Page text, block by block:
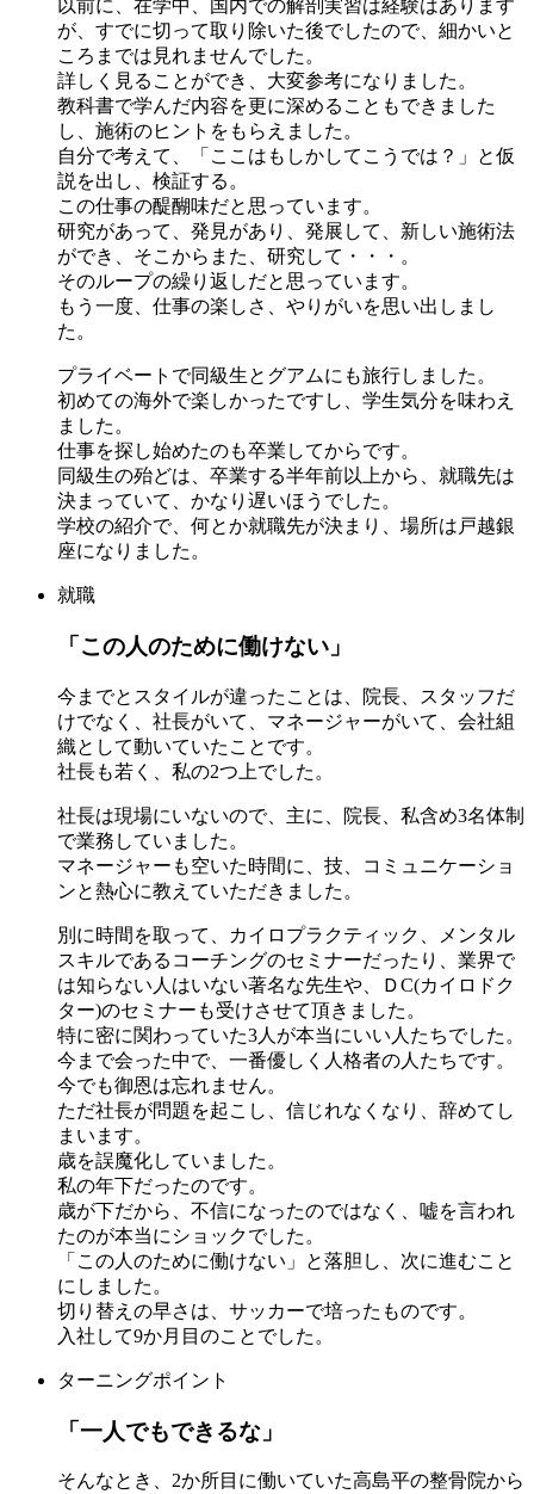
以前に、在学中、国内での解剖実習は経験はあります
が、すでに切って取り除いた後でしたので、細かいと
ころまでは見れませんでした。
詳しく見ることができ、大変参考になりました。
教科書で学んだ内容を更に深めることもできました
し、施術のヒントをもらえました。
自分で考えて、「ここはもしかしてこうでは？」と仮
説を出し、検証する。
この仕事の醍醐味だと思っています。
研究があって、発見があり、発展して、新しい施術法
ができ、そこからまた、研究して・・・。
そのループの繰り返しだと思っています。
もう一度、仕事の楽しさ、やりがいを思い出しまし
た。
プライベートで同級生とグアムにも旅行しました。
初めての海外で楽しかったですし、学生気分を味わえ
ました。
仕事を探し始めたのも卒業してからです。
同級生の殆どは、卒業する半年前以上から、就職先は
決まっていて、かなり遅いほうでした。
学校の紹介で、何とか就職先が決まり、場所は戸越銀
座になりました。
就職
「この人のために働けない」
今までとスタイルが違ったことは、院長、スタッフだ
けでなく、社長がいて、マネージャーがいて、会社組
織として動いていたことです。
社長も若く、私の2つ上でした。
社長は現場にいないので、主に、院長、私含め3名体制
で業務していました。
マネージャーも空いた時間に、技、コミュニケーショ
ンと熱心に教えていただきました。
別に時間を取って、カイロプラクティック、メンタル
スキルであるコーチングのセミナーだったり、業界で
は知らない人はいない著名な先生や、ＤC(カイロドク
ター)のセミナーも受けさせて頂きました。
特に密に関わっていた3人が本当にいい人たちでした。
今まで会った中で、一番優しく人格者の人たちです。
今でも御恩は忘れません。
ただ社長が問題を起こし、信じれなくなり、辞めてし
まいます。
歳を誤魔化していました。
私の年下だったのです。
歳が下だから、不信になったのではなく、嘘を言われ
たのが本当にショックでした。
「この人のために働けない」と落胆し、次に進むこと
にしました。
切り替えの早さは、サッカーで培ったものです。
入社して9か月目のことでした。
ターニングポイント
「一人でもできるな」
そんなとき、2か所目に働いていた高島平の整骨院から